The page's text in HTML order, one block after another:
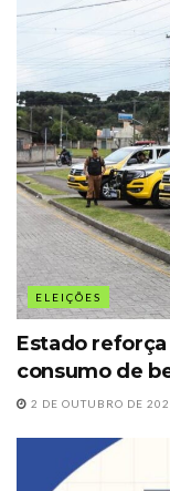
ELEIÇÕES
Estado
consumo de
2 DE OUTUBRO DE